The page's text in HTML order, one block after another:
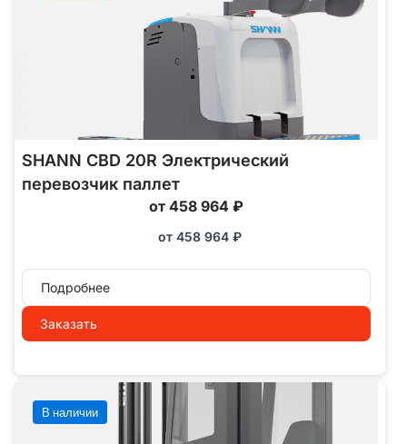
SHANN CBD 20R Электрический
перевозчик паллет
от 458 964 ₽
от 458 964 ₽
Подробнее
Заказать
В наличии